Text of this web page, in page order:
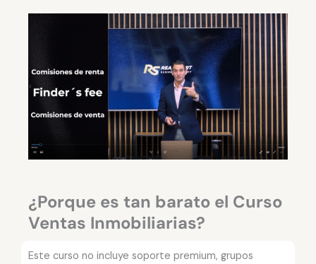
¿Porque es tan barato el Curso
Ventas Inmobiliarias?
Este curso no incluye soporte premium, grupos